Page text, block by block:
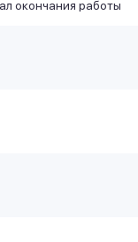
окончания работы